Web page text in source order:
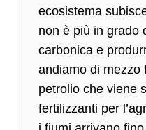
ecosistema
non è più in grado
carbonica e
andiamo di mezzo
petrolio che viene
fertilizzanti per